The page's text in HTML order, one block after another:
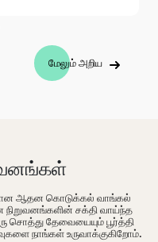
மேலும் அறிய
ஆதன கொடுக்கல் வாங்கல்
நிறுவனங்களின் சக்தி வாய்ந்த
தேவையையும் பூர்த்தி
நாங்கள் உருவாக்குகிறோம்.